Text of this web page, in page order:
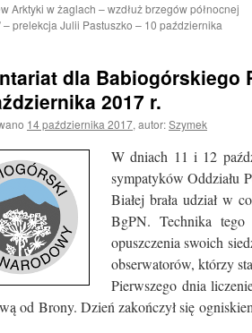
Arktyki w żaglach – wzdłuż brzegów północnej
– prelekcja Julii Pastuszko – 10 października
dla Babiogórskiego
2017 r.
14 października 2017, autor:Szymek
W dniach 11 i 12
sympatyków Oddziału
Białej brała udział w
BgPN. Technika tego
opuszczenia swoich
obserwatorów, którzy
Pierwszego dnia
od Brony. Dzień zakończył się